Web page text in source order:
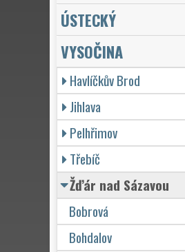
ÚSTECKÝ
VYSOČINA
Havlíčkův Brod
Jihlava
Pelhřimov
Třebíč
Žďár nad Sázavou
Bobrová
Bohdalov